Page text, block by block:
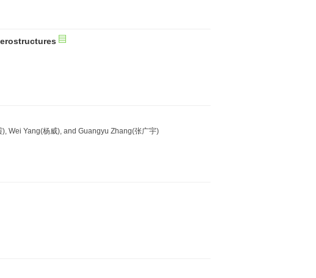
Wei Yang(杨威), and Guangyu Zhang(张广宇)